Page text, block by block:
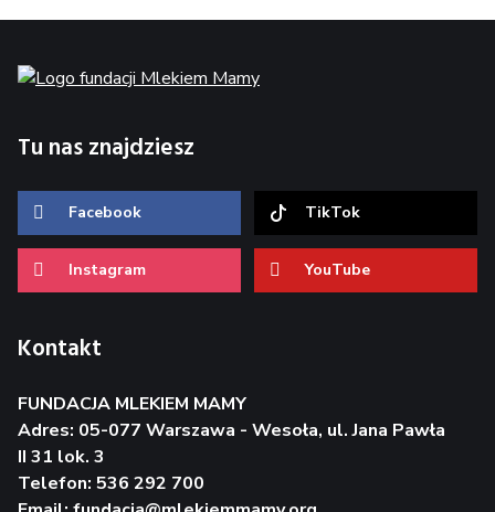
Tu nas znajdziesz
Facebook TikTok
Instagram YouTube
Kontakt
FUNDACJA MLEKIEM MAMY
Adres: 05-077 Warszawa - Wesoła, ul. Jana Pawła
II 31 lok. 3
Telefon: 536 292 700